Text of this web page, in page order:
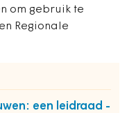
om gebruik te
Regionale
een leidraad -